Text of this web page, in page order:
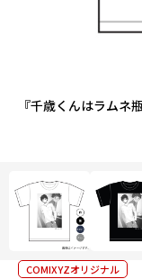
『千歳くんはラムネ
COMIXYZオリジナル